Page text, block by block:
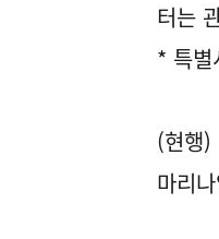
터는
* 특별
(현행)
마리